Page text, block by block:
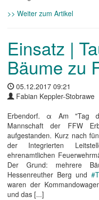
>> Weiter zum Artikel
Einsatz |
Bäume zu
05.12.2017 09:21
Fabian Keppler-Stobrawe
Erbendorf. α Am "Tag
Mannschaft der FFW
aufgestanden. Kurz nach
der Integrierten
ehrenamtlichen
Der Grund: mehrere
Hessenreuther Berg und
waren der
und das [...]